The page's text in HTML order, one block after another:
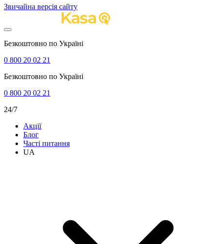
Звичайна версія сайту
Безкоштовно по Україні
0 800 20 02 21
Безкоштовно по Україні
0 800 20 02 21
24/7
Акції
Блог
Часті питання
UA